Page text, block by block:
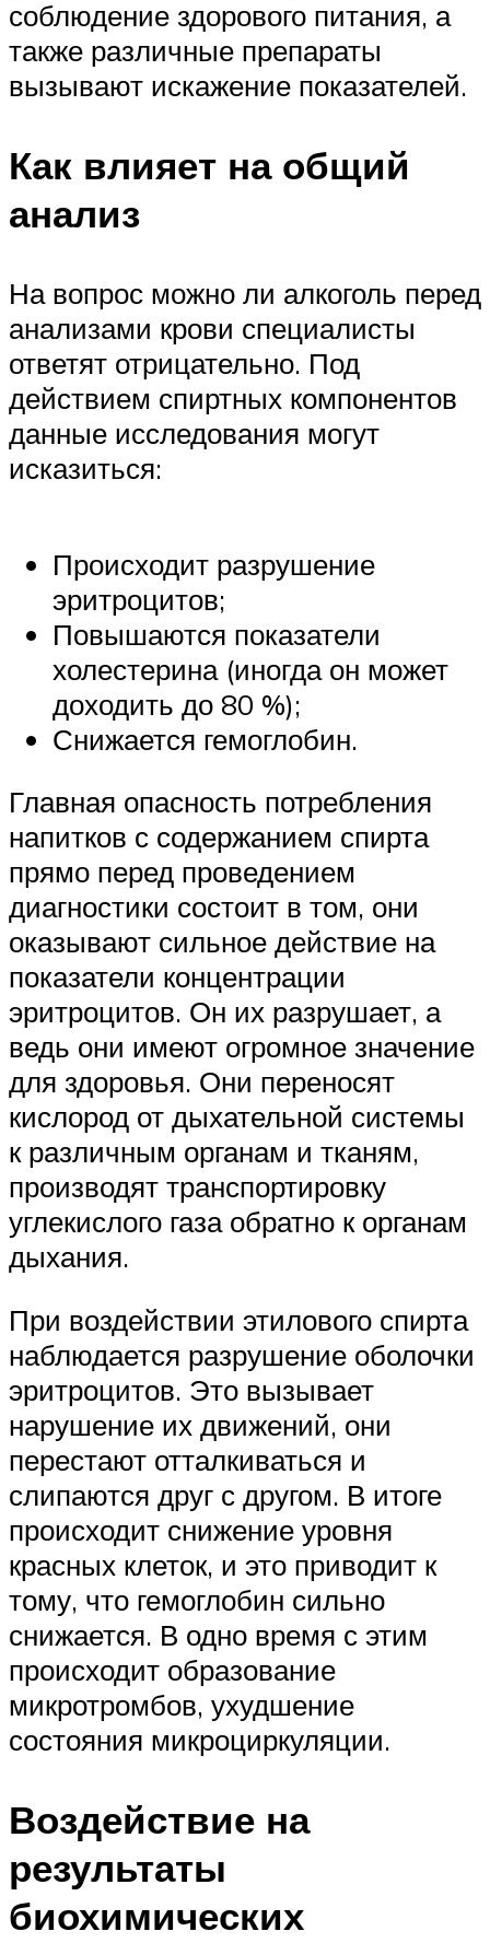
соблюдение здорового питания, а
также различные препараты
вызывают искажение показателей.
Как влияет на общий
анализ
На вопрос можно ли алкоголь перед
анализами крови специалисты
ответят отрицательно. Под
действием спиртных компонентов
данные исследования могут
исказиться:
Происходит разрушение
эритроцитов;
Повышаются показатели
холестерина (иногда он может
доходить до 80 %);
Снижается гемоглобин.
Главная опасность потребления
напитков с содержанием спирта
прямо перед проведением
диагностики состоит в том, они
оказывают сильное действие на
показатели концентрации
эритроцитов. Он их разрушает, а
ведь они имеют огромное значение
для здоровья. Они переносят
кислород от дыхательной системы
к различным органам и тканям,
производят транспортировку
углекислого газа обратно к органам
дыхания.
При воздействии этилового спирта
наблюдается разрушение оболочки
эритроцитов. Это вызывает
нарушение их движений, они
перестают отталкиваться и
слипаются друг с другом. В итоге
происходит снижение уровня
красных клеток, и это приводит к
тому, что гемоглобин сильно
снижается. В одно время с этим
происходит образование
микротромбов, ухудшение
состояния микроциркуляции.
Воздействие на
результаты
биохимических